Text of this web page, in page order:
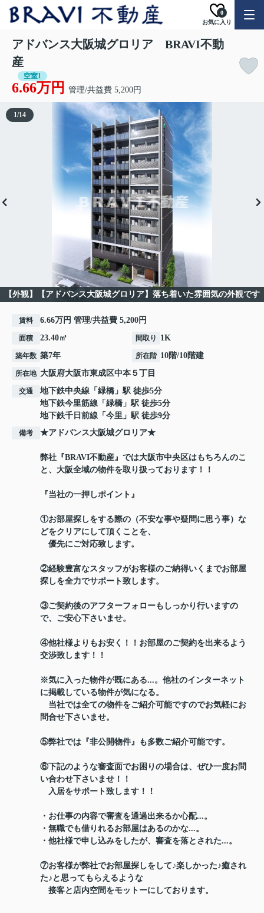
お気に入り
0
アドバンス大阪城グロリア BRAVI不動
産
空室1
6.66万円 管理/共益費 5,200円
【外観】【アドバンス大阪城グロリア】落ち着いた雰囲気の外観です
1/14
賃料 6.66万円 管理/共益費 5,200円
面積 23.40㎡ 間取り 1K
築年数 築7年 所在階 10階/10階建
所在地 大阪府大阪市東成区中本 ５丁目
交通 地下鉄中央線 「 緑橋 」駅 徒歩5分
地下鉄今里筋線 「 緑橋 」駅 徒歩5分
地下鉄千日前線 「 今里 」駅 徒歩9分
備考 ★アドバンス大阪城グロリア★
弊社『BRAVI不動産』では大阪市中央区はもちろんのこ
と、大阪全域の物件を取り扱っております！！
『当社の一押しポイント』
①お部屋探しをする際の（不安な事や疑問に思う事）な
どをクリアにして頂くことを、
優先にご対応致します。
②経験豊富なスタッフがお客様のご納得いくまでお部屋
探しを全力でサポート致します。
③ご契約後のアフターフォローもしっかり行いますの
で、ご安心下さいませ。
④他社様よりもお安く！！お部屋のご契約を出来るよう
交渉致します！！
※気に入った物件が既にある...。他社のインターネット
に掲載している物件が気になる。
当社では全ての物件をご紹介可能ですのでお気軽にお
問合せ下さいませ。
⑤弊社では『非公開物件』も多数ご紹介可能です。
⑥下記のような審査面でお困りの場合は、ぜひ一度お問
い合わせ下さいませ！！
入居をサポート致します！！
・お仕事の内容で審査を通過出来るか心配...。
・無職でも借りれるお部屋はあるのかな...。
・他社様で申し込みをしたが、審査を落とされた...。
⑦お客様が弊社でお部屋探しをして♪楽しかった♪癒され
た♪と思ってもらえるような
接客と店内空間をモットーにしております。